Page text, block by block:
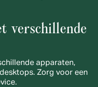
verschillende
apparaten,
Zorg voor een